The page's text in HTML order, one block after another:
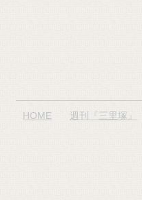
HOME 週刊『三里塚』